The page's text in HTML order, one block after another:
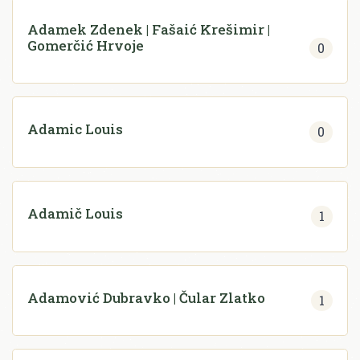
Adamek Zdenek | Fašaić Krešimir |
Gomerčić Hrvoje
0
Adamic Louis 0
Adamič Louis 1
Adamović Dubravko | Čular Zlatko 1